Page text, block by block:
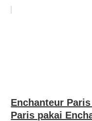
Enchanteur
Paris pakai